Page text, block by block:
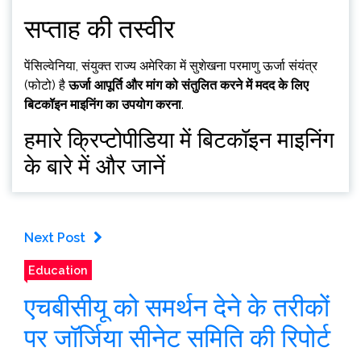
सप्ताह की तस्वीर
पेंसिल्वेनिया, संयुक्त राज्य अमेरिका में सुशेखना परमाणु ऊर्जा संयंत्र
(फोटो) हैऊर्जा आपूर्ति और मांग को संतुलित करने में मदद के लिए
बिटकॉइन माइनिंग का उपयोग करना.
हमारे क्रिप्टोपीडिया में बिटकॉइन माइनिंग
के बारे में और जानें
Next Post
Education
एचबीसीयू को समर्थन देने के तरीकों
पर जॉर्जिया सीनेट समिति की रिपोर्ट